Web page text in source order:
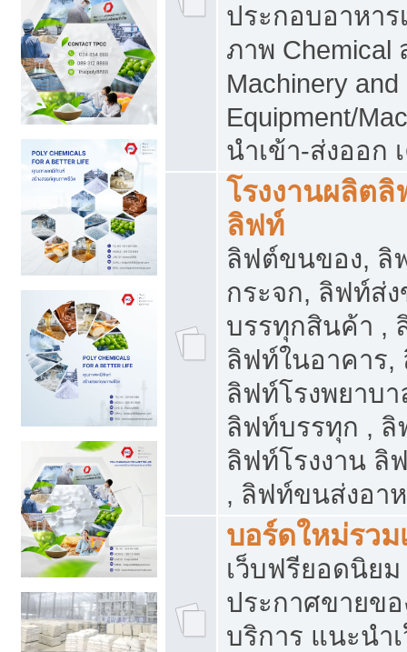
ประกอบอาหาร
ภาพ Chemical
Machinery
Equipment/
นำเข้า-ส่งออก
โรงงานผลิต
ลิฟท์
ลิฟต์ขนของ, ลิ
กระจก, ลิฟท์ส่
บรรทุกสินค้า ,
ลิฟท์ในอาคาร,
ลิฟท์โรงพยาบ
ลิฟท์บรรทุก ,
ลิฟท์โรงงาน ลิ
, ลิฟท์ขนส่งอา
บอร์ดใหม่รว
เว็บฟรียอดนิย
ประกาศขายข
บริการ แนะนำ